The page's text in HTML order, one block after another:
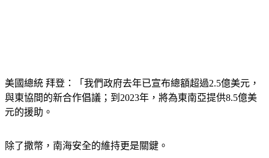
美國總統 拜登：「我們政府去年已宣布總額超過2.5億美元，
與東協間的新合作倡議；到2023年，將為東南亞提供8.5億美
元的援助。
除了撒幣，南海安全的維持更是關鍵。